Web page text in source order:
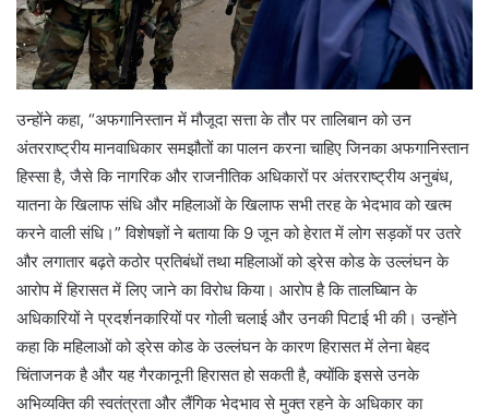
उन्होंने कहा, “अफगानिस्तान में मौजूदा सत्ता के तौर पर तालिबान को उन
अंतरराष्ट्रीय मानवाधिकार समझौतों का पालन करना चाहिए जिनका अफगानिस्तान
हिस्सा है, जैसे कि नागरिक और राजनीतिक अधिकारों पर अंतरराष्ट्रीय अनुबंध,
यातना के खिलाफ संधि और महिलाओं के खिलाफ सभी तरह के भेदभाव को खत्म
करने वाली संधि।” विशेषज्ञों ने बताया कि 9 जून को हेरात में लोग सड़कों पर उतरे
और लगातार बढ़ते कठोर प्रतिबंधों तथा महिलाओं को ड्रेस कोड के उल्लंघन के
आरोप में हिरासत में लिए जाने का विरोध किया। आरोप है कि तालघ्बिान के
अधिकारियों ने प्रदर्शनकारियों पर गोली चलाई और उनकी पिटाई भी की। उन्होंने
कहा कि महिलाओं को ड्रेस कोड के उल्लंघन के कारण हिरासत में लेना बेहद
चिंताजनक है और यह गैरकानूनी हिरासत हो सकती है, क्योंकि इससे उनके
अभिव्यक्ति की स्वतंत्रता और लैंगिक भेदभाव से मुक्त रहने के अधिकार का